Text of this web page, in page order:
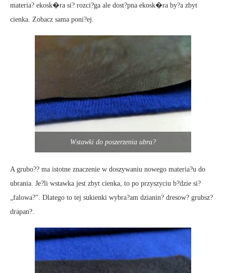
materia? ekosk�ra si? rozci?ga ale dost?pna ekosk�ra by?a zbyt
cienka. Zobacz sama poni?ej.
Wstawki do poszerzenia ubra?
A grubo?? ma istotne znaczenie w doszywaniu nowego materia?u do
ubrania. Je?li wstawka jest zbyt cienka, to po przyszyciu b?dzie si?
„falowa?”. Dlatego to tej sukienki wybra?am dzianin? dresow? grubsz?
drapan?.